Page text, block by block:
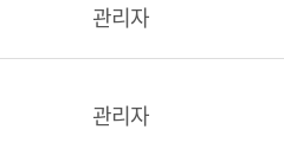
관리자
관리자